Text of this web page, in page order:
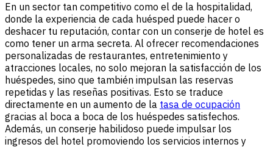
En un sector tan competitivo como el de la hospitalidad,
donde la experiencia de cada huésped puede hacer o
deshacer tu reputación, contar con un conserje de hotel es
como tener un arma secreta. Al ofrecer recomendaciones
personalizadas de restaurantes, entretenimiento y
atracciones locales, no solo mejoran la satisfacción de los
huéspedes, sino que también impulsan las reservas
repetidas y las reseñas positivas. Esto se traduce
directamente en un aumento de la tasa de ocupación
gracias al boca a boca de los huéspedes satisfechos.
Además, un conserje habilidoso puede impulsar los
ingresos del hotel promoviendo los servicios internos y